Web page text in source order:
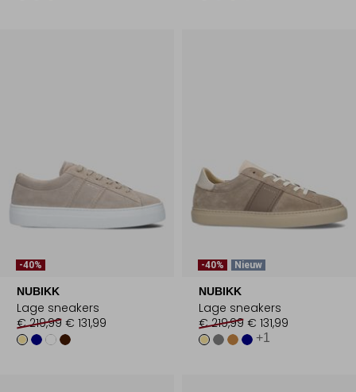
-40%
NUBIKK
Lage sneakers
€ 219,99 € 131,99
-40% Nieuw
NUBIKK
Lage sneakers
€ 219,99 € 131,99
+1